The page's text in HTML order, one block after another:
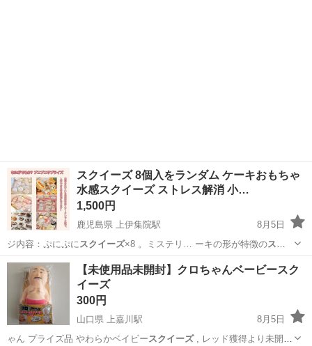
スクイーズ 8個入をランダム ケーキおもちゃ
水感スクイーズ ストレス解消 小…
1,500円
鹿児島県 上伊集院駅
8月5日
ジ内容：ぷにぷに スクイーズ×8 。ミステリ… ーキの形が特徴のスク
イーズケーキおもちゃは… かいおもちゃ】スクイーズケーキおもちゃ
は… 大人も使いやすいスクイーズケーキおもちゃで… 運びが簡単】こ
スクイーズ トイは手頃なサイ…
鹿児島 鹿児島市 上伊集院駅 その他
【未使用品未開封】クロちゃんベービースク
イーズ
300円
山口県 上嘉川駅
8月5日
ゃん プライズ品 やわらかベイビー スクイーズ, レッド獲得より未開封